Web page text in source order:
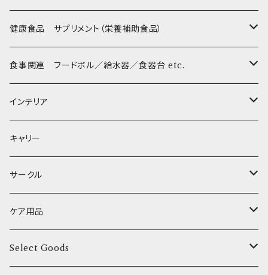
XSサイズ(テープ幅1.0cm) _ ハーネス&リードセット
XSサイズ(テープ幅1.0cm) _ 首輪
Collar & Leash Set - S
幼犬・超小型犬用 _ 幅1.0cm
小型犬用 _ 幅1.5cm
flexi フレキシリード(伸縮リード)
ライト
etc.
ぬいぐるみ
ラテックスTOY
PomPreece / ポンポリース
デンタル
etc.
BITE ME
京
Bonpuchi
職人の味
ジャーキー
和菓子
愛犬の健康おやつ
POCHETINO
etc.
季節限定 お正月
季節限定 バレンタイン&ホワイトデー
季節限定 夏
健康食品 サプリメント（栄養補助食品）
涙やけ対策
健康維持
食糞防止
食事関連 フードボル／給水器／食器台 etc.
フードボウル
給水器
食器台
インテリア
カドラー／ベッド
トイレ
キャリー
サークル
サークル
サークルカバー
ケア用品
ブラシ類
Select Goods